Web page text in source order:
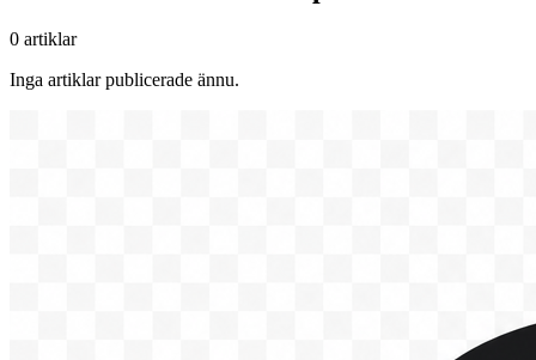
0 artiklar
Inga artiklar publicerade ännu.